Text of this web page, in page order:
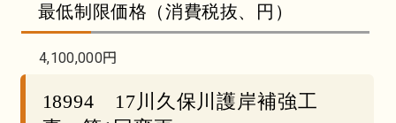
最低制限価格（消費税抜、円）
4,100,000円
18994 17川久保川護岸補強工